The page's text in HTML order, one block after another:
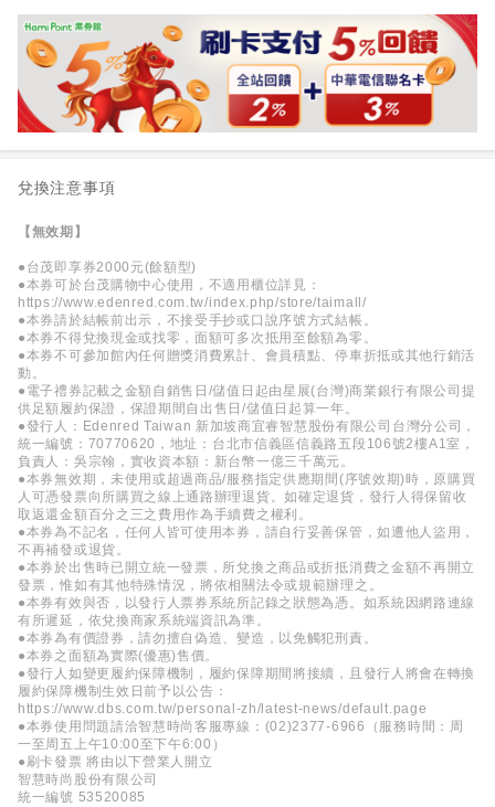
兌換注意事項
【無效期】
●台茂即享券2000元(餘額型)
●本券可於台茂購物中心使用，不適用櫃位詳見：
https://www.edenred.com.tw/index.php/store/taimall/
●本券請於結帳前出示，不接受手抄或口說序號方式結帳。
●本券不得兌換現金或找零，面額可多次抵用至餘額為零。
●本券不可參加館內任何贈獎消費累計、會員積點、停車折抵或其他行銷活
動。
●電子禮券記載之金額自銷售日/儲值日起由星展(台灣)商業銀行有限公司提
供足額履約保證，保證期間自出售日/儲值日起算一年。
●發行人：Edenred Taiwan 新加坡商宜睿智慧股份有限公司台灣分公司，
統一編號：70770620，地址：台北市信義區信義路五段106號2樓A1室，
負責人：吳宗翰，實收資本額：新台幣一億三千萬元。
●本券無效期，未使用或超過商品/服務指定供應期間(序號效期)時，原購買
人可憑發票向所購買之線上通路辦理退貨。如確定退貨，發行人得保留收
取返還金額百分之三之費用作為手續費之權利。
●本券為不記名，任何人皆可使用本券，請自行妥善保管，如遭他人盜用，
不再補發或退貨。
●本券於出售時已開立統一發票，所兌換之商品或折抵消費之金額不再開立
發票，惟如有其他特殊情況，將依相關法令或規範辦理之。
●本券有效與否，以發行人票券系統所記錄之狀態為憑。如系統因網路連線
有所遲延，依兌換商家系統端資訊為準。
●本券為有價證券，請勿擅自偽造、變造，以免觸犯刑責。
●本券之面額為實際(優惠)售價。
●發行人如變更履約保障機制，履約保障期間將接續，且發行人將會在轉換
履約保障機制生效日前予以公告：
https://www.dbs.com.tw/personal-zh/latest-news/default.page
●本券使用問題請洽智慧時尚客服專線：(02)2377-6966（服務時間：周
一至周五上午10:00至下午6:00）
●刷卡發票 將由以下營業人開立
智慧時尚股份有限公司
統一編號 53520085